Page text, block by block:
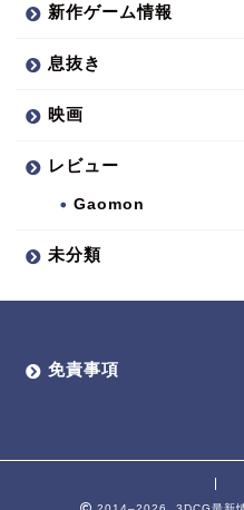
新作ゲーム情報
息抜き
映画
レビュー
Gaomon
未分類
免責事項